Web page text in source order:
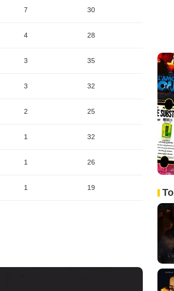
7 30
4 28
3 35
3 32
2 25
1 32
1 26
1 19